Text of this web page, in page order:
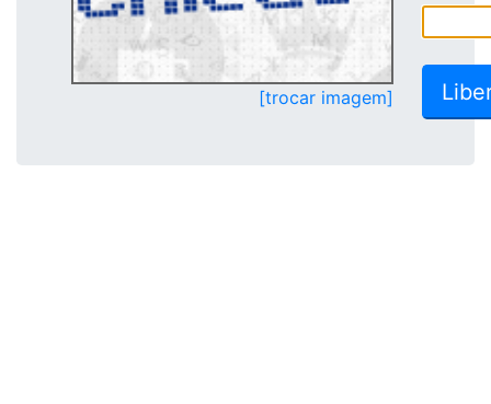
[trocar imagem]